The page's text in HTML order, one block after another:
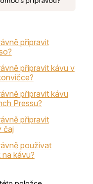
připravit
připravit kávu v
připravit kávu
Pressu?
připravit
čaj
používat
na kávu?